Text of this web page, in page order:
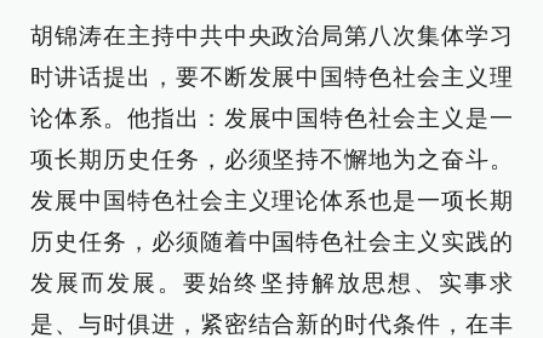
胡锦涛在主持中共中央政治局第八次集体学习
时讲话提出，要不断发展中国特色社会主义理
论体系。他指出：发展中国特色社会主义是一
项长期历史任务，必须坚持不懈地为之奋斗。
发展中国特色社会主义理论体系也是一项长期
历史任务，必须随着中国特色社会主义实践的
发展而发展。要始终坚持解放思想、实事求
是、与时俱进，紧密结合新的时代条件，在丰